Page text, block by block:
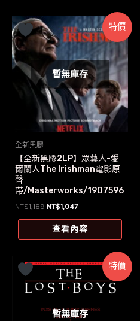
特價
暫無庫存
全新黑膠
【全新黑膠2LP】眾藝人-愛
爾蘭人The Irishman電影原
聲
帶/Masterworks/1907596
9471
NT$1,189 原
價
格：
NT$1,047目
價
格：
查看內容
特價
暫無庫存